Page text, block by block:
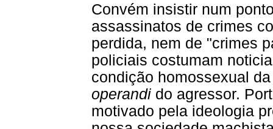
Convém insistir num
assassinatos de crimes
perdida, nem de "crimes
policiais costumam
condição homossexual
operandi do agressor.
motivado pela ideologia